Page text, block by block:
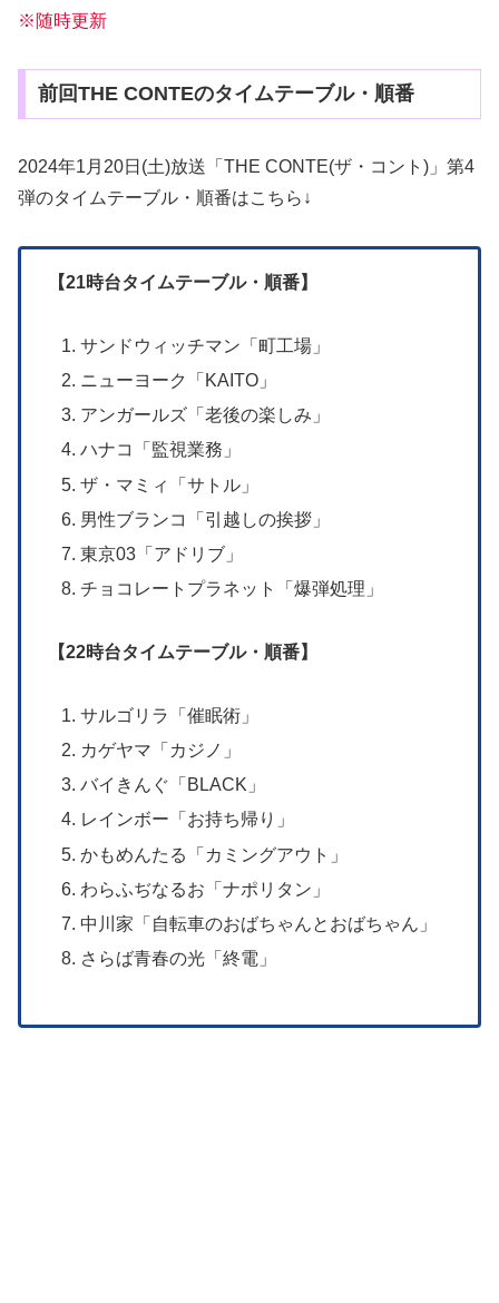
※随時更新
前回THE CONTEのタイムテーブル・順番
2024年1月20日(土)放送「THE CONTE(ザ・コント)」第4
弾のタイムテーブル・順番はこちら↓
【21時台タイムテーブル・順番】
サンドウィッチマン「町工場」
ニューヨーク「KAITO」
アンガールズ「老後の楽しみ」
ハナコ「監視業務」
ザ・マミィ「サトル」
男性ブランコ「引越しの挨拶」
東京03「アドリブ」
チョコレートプラネット「爆弾処理」
【22時台タイムテーブル・順番】
サルゴリラ「催眠術」
カゲヤマ「カジノ」
バイきんぐ「BLACK」
レインボー「お持ち帰り」
かもめんたる「カミングアウト」
わらふぢなるお「ナポリタン」
中川家「自転車のおばちゃんとおばちゃん」
さらば青春の光「終電」